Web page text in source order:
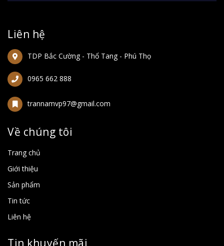
Liên hệ
TDP Bắc Cường - Thổ Tang - Phú Thọ
0965 662 888
trannamvp97@gmail.com
Về chúng tôi
Trang chủ
Giới thiệu
Sản phẩm
Tin tức
Liên hệ
Tin khuyến mãi